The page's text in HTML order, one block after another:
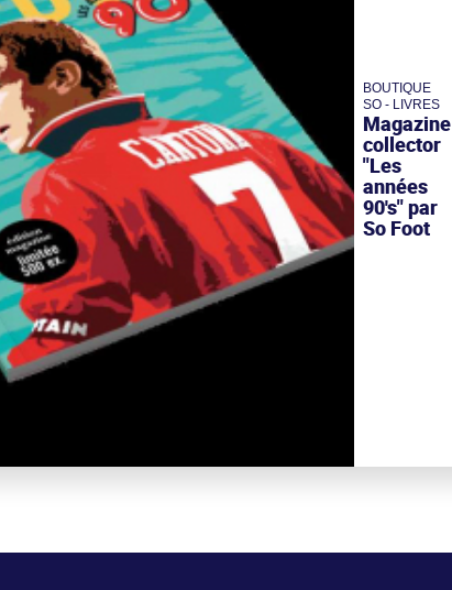
BOUTIQUE
SO - LIVRES
Magazine
collector
"Les
années
90's" par
So Foot